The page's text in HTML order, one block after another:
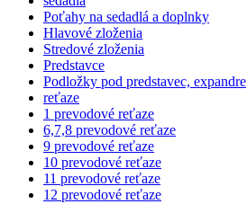
Poťahy na sedadlá a doplnky
Hlavové zloženia
Stredové zloženia
Predstavce
Podložky pod predstavec, expandre
reťaze
1 prevodové reťaze
6,7,8 prevodové reťaze
9 prevodové reťaze
10 prevodové reťaze
11 prevodové reťaze
12 prevodové reťaze